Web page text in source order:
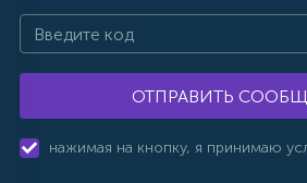
ОТПРАВИТЬ
нажимая на кнопку, я принимаю